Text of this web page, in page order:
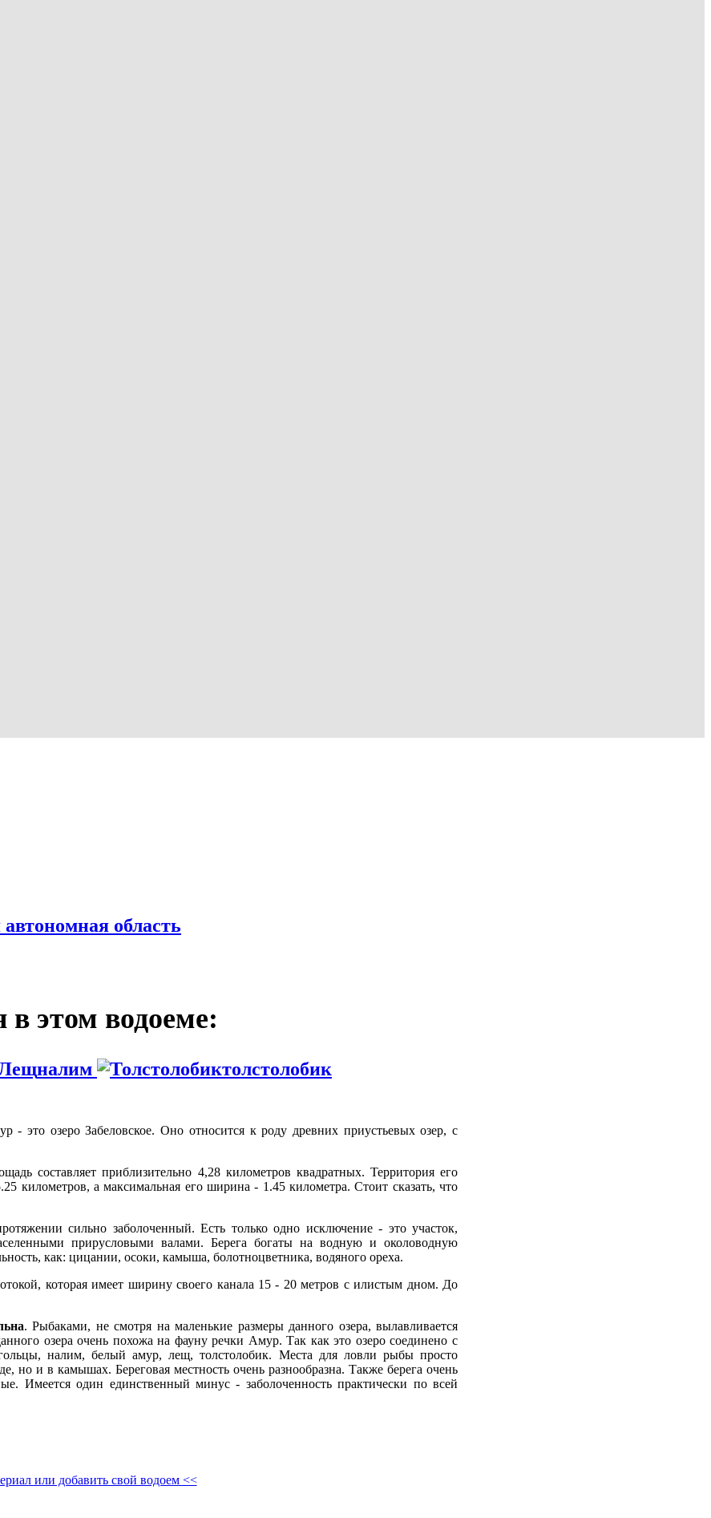
область
этом водоеме:
налим толстолобик
- это озеро Забеловское. Оно относится к роду древних приустьевых озер, с
составляет приблизительно 4,28 километров квадратных. Территория его
километров, а максимальная его ширина - 1.45 километра. Стоит сказать, что
сильно заболоченный. Есть только одно исключение - это участок,
прирусловыми валами. Берега богаты на водную и околоводную
как: цицании, осоки, камыша, болотноцветника, водяного ореха.
которая имеет ширину своего канала 15 - 20 метров с илистым дном. До
. Рыбаками, не смотря на маленькие размеры данного озера, вылавливается
озера очень похожа на фауну речки Амур. Так как это озеро соединено с
налим, белый амур, лещ, толстолобик. Места для ловли рыбы просто
но и в камышах. Береговая местность очень разнообразна. Также берега очень
Имеется один единственный минус - заболоченность практически по всей
или добавить свой водоем <<